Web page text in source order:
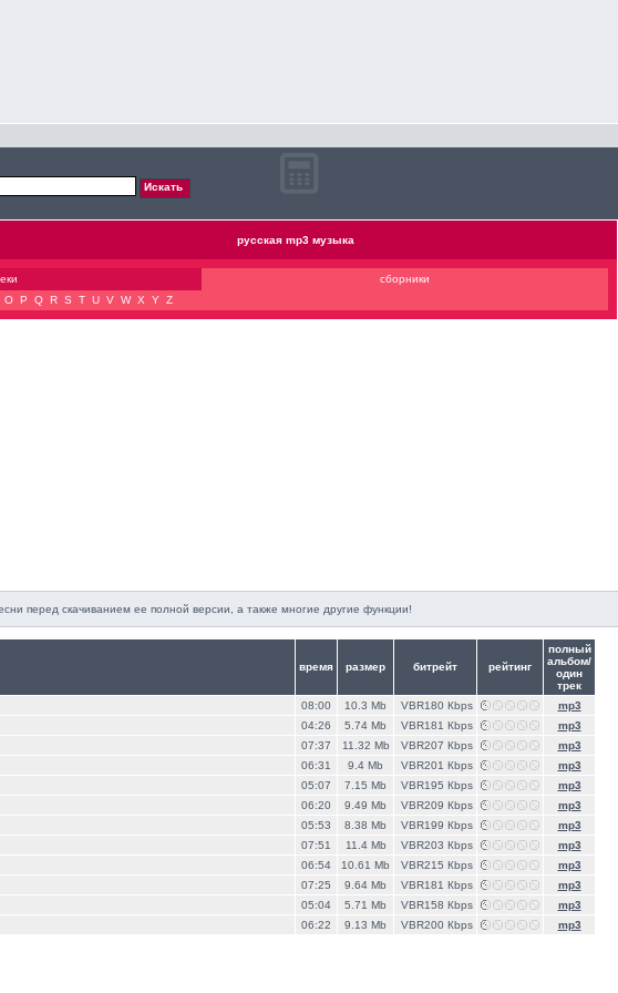
русская mp3 музыка
сборники
O P Q R S T U V W X Y Z
перед cкачиванием ее полной версии, а также многие другие функции!
время размер битрейт рейтинг
полный
альбом/
один
трек
08:00 10.3 Mb VBR180 Кbps
mp3
04:26 5.74 Mb VBR181 Кbps
mp3
07:37 11.32 Mb VBR207 Кbps
mp3
06:31 9.4 Mb VBR201 Кbps
mp3
05:07 7.15 Mb VBR195 Кbps
mp3
06:20 9.49 Mb VBR209 Кbps
mp3
05:53 8.38 Mb VBR199 Кbps
mp3
07:51 11.4 Mb VBR203 Кbps
mp3
06:54 10.61 Mb VBR215 Кbps
mp3
07:25 9.64 Mb VBR181 Кbps
mp3
05:04 5.71 Mb VBR158 Кbps
mp3
06:22 9.13 Mb VBR200 Кbps
mp3